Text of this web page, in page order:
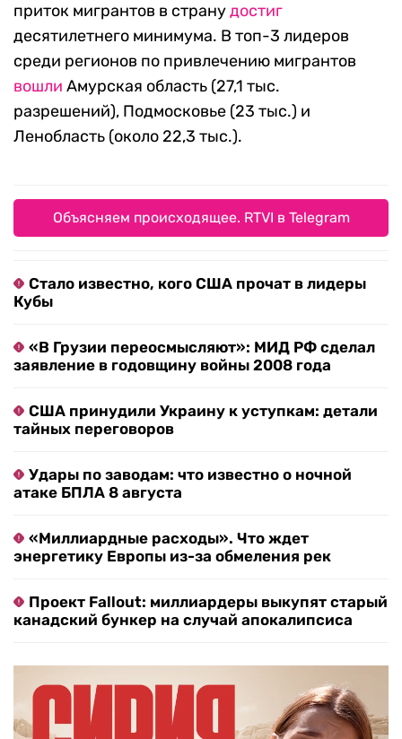
приток мигрантов в странудостиг
десятилетнего минимума. В топ-3 лидеров
среди регионов по привлечению мигрантов
вошли Амурская область (27,1 тыс.
разрешений), Подмосковье (23 тыс.) и
Ленобласть (около 22,3 тыс.).
Объясняем происходящее. RTVI в Telegram
Стало известно, кого США прочат в лидеры
Кубы
«В Грузии переосмысляют»: МИД РФ сделал
заявление в годовщину войны 2008 года
США принудили Украину к уступкам: детали
тайных переговоров
Удары по заводам: что известно о ночной
атаке БПЛА 8 августа
«Миллиардные расходы». Что ждет
энергетику Европы из-за обмеления рек
Проект Fallout: миллиардеры выкупят старый
канадский бункер на случай апокалипсиса